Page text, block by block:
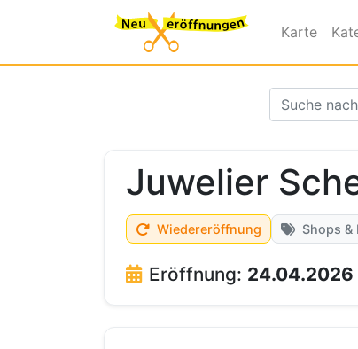
Karte
Juwelier
Wiedereröffnung Shops &
Eröffnung: 24.04.2026